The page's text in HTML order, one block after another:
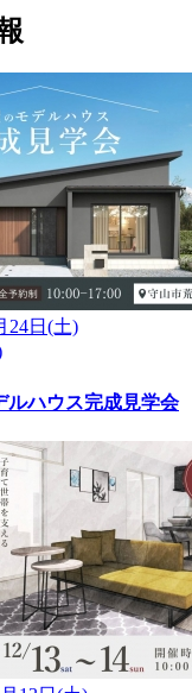
24日(土)
ルハウス完成見学会